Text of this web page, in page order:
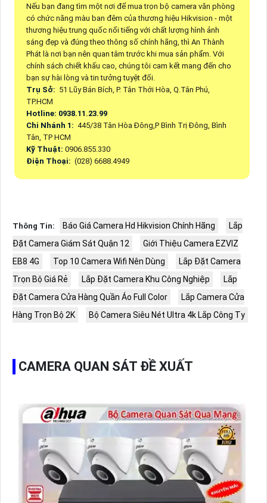
Nếu bạn đang tìm một nơi để mua trọn bộ camera văn phòng
có chức năng màu ban đêm của thương hiệu Hikvision - một
thương hiệu trung quốc nổi tiếng với chất lượng hình ảnh
sáng đẹp và đúng theo thông số chính hãng, thì An Thành
Phát là nơi bạn nên quan tâm trước khi mua sản phẩm. Với
chính sách chiết khấu cao, chúng tôi cam kết mang đến cho
bạn sự hài lòng và tin tưởng tuyệt đối.
Trụ Sở: 51 Lũy Bán Bích, P. Tân Thới Hòa, Q.Tân Phú,
TP.HCM
Hotline: 0938.11.23.99
Chi Nhánh 1: 445/38 Tân Hòa Đông,P Bình Trị Đông, Bình
Tân, TP HCM
Kỹ Thuật: 0906.855.330
Điện Thoại: (028) 6688.4949
Thông Tin: Báo Giá Camera Hd Hikvision Chính Hãng
Lắp
Đặt Camera Giám Sát Quận 12
Giới Thiệu Camera EZVIZ
EB8 4G
Top 10 Camera Wifi Nên Dùng
Lắp Đặt Camera
Trọn Bộ Giá Rẻ
Lắp Đặt Camera Khu Công Nghiệp
Lắp
Đặt Camera Cửa Hàng Quần Áo Full Color
Lắp Camera Cửa
Hàng Trọn Bộ 2K
Bộ Camera Siêu Nét Ultra 4k Lắp Công Ty
CAMERA QUAN SÁT ĐỀ XUẤT